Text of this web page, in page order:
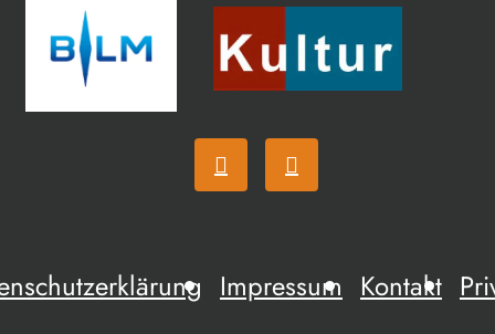
Impressum Kontakt